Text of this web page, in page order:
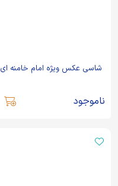
شاسی عکس ویژه امام خامنه ای
ناموجود